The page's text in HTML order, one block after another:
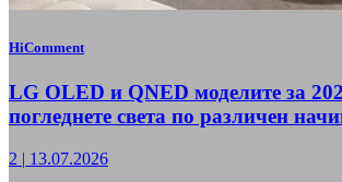
HiComment
LG OLED и QNED моделите за
погледнете света по различен
2 | 13.07.2026